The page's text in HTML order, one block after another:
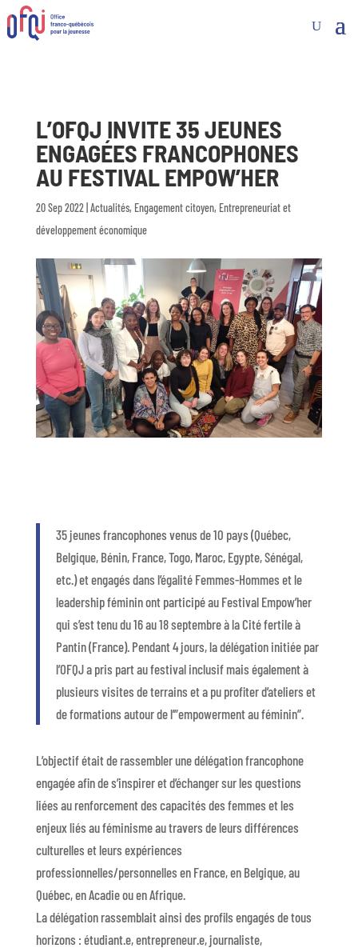
L’OFQJ INVITE 35 JEUNES
ENGAGÉES FRANCOPHONES
AU FESTIVAL EMPOW’HER
20 Sep 2022| Actualités, Engagement citoyen, Entrepreneuriat et
développement économique
35 jeunes francophones venus de 10 pays (Québec,
Belgique, Bénin, France, Togo, Maroc, Egypte, Sénégal,
etc.) et engagés dans l’égalité Femmes-Hommes et le
leadership féminin ont participé au Festival Empow’her
qui s’est tenu du 16 au 18 septembre à la Cité fertile à
Pantin (France). Pendant 4 jours, la délégation initiée par
l’OFQJ a pris part au festival inclusif mais également à
plusieurs visites de terrains et a pu profiter d’ateliers et
de formations autour de l’”empowerment au féminin”.
L’objectif était de rassembler une délégation francophone
engagée afin de s’inspirer et d’échanger sur les questions
liées au renforcement des capacités des femmes et les
enjeux liés au féminisme au travers de leurs différences
culturelles et leurs expériences
professionnelles/personnelles en France, en Belgique, au
Québec, en Acadie ou en Afrique.
La délégation rassemblait ainsi des profils engagés de tous
horizons : étudiant.e, entrepreneur.e, journaliste,